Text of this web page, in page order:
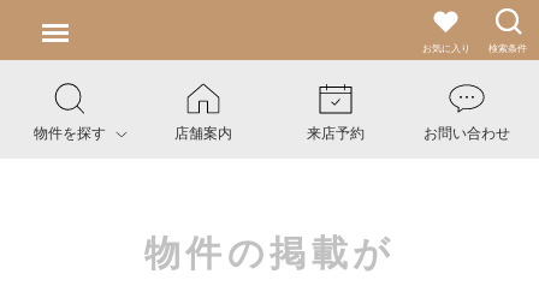
お気に入り 検索条件
物件を探す 店舗案内 来店予約 お問い合わせ
物件の掲載が